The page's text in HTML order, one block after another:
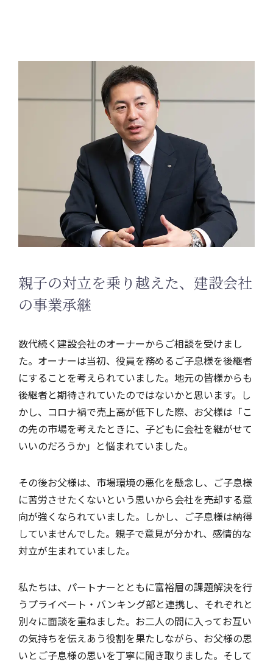
親子の対立を乗り越えた、建設会社
の事業承継
数代続く建設会社のオーナーからご相談を受けまし
た。オーナーは当初、役員を務めるご子息様を後継者
にすることを考えられていました。地元の皆様からも
後継者と期待されていたのではないかと思います。し
かし、コロナ禍で売上高が低下した際、お父様は「こ
の先の市場を考えたときに、子どもに会社を継がせて
いいのだろうか」と悩まれていました。
その後お父様は、市場環境の悪化を懸念し、ご子息様
に苦労させたくないという思いから会社を売却する意
向が強くなられていました。しかし、ご子息様は納得
していませんでした。親子で意見が分かれ、感情的な
対立が生まれていました。
私たちは、パートナーとともに富裕層の課題解決を行
うプライベート・バンキング部と連携し、それぞれと
別々に面談を重ねました。お二人の間に入ってお互い
の気持ちを伝えあう役割を果たしながら、お父様の思
いとご子息様の思いを丁寧に聞き取りました。そして